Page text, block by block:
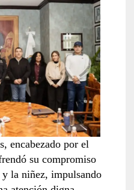
encabezado por el
su compromiso
la niñez, impulsando